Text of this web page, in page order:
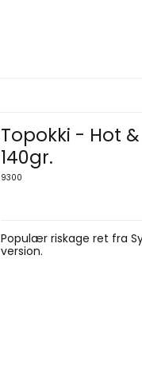
Topokki - Hot
140gr.
9300
Populær riskage ret fra
version.